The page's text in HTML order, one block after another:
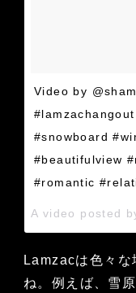
Video by
#snowboard
#beautifulview
#romantic
Lamzacは色々な
ね。例えば、雪